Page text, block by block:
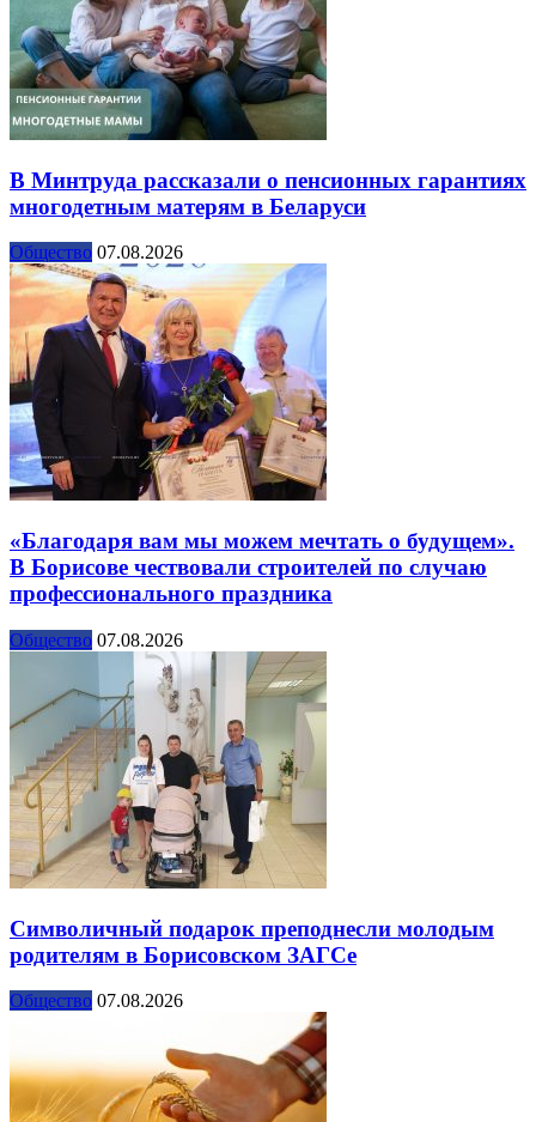
В Минтруда рассказали о пенсионных гарантиях
многодетным матерям в Беларуси
Общество 07.08.2026
«Благодаря вам мы можем мечтать о будущем».
В Борисове чествовали строителей по случаю
профессионального праздника
Общество 07.08.2026
Символичный подарок преподнесли молодым
родителям в Борисовском ЗАГСе
Общество 07.08.2026